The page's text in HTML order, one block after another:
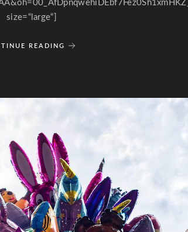
size=“large“]
READING